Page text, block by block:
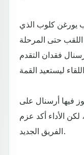
يورغن كلوب الذي
حتى المرحلة
فقدان التقدم
فيها أرسنال على
في آخر 7 سنوات، لكن الأداء أكد عزم
الفريق الجديد.